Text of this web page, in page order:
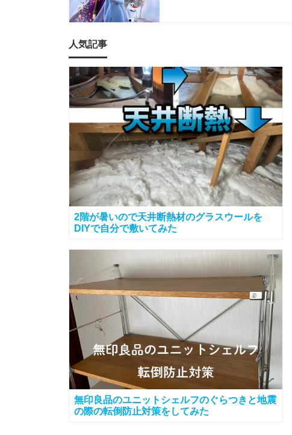
人気記事
2階が暑いので天井断熱材のグラスウールを
DIYで自分で敷いてみた
無印良品のユニットシェルフのぐらつきと地震
の際の転倒防止対策をしてみた